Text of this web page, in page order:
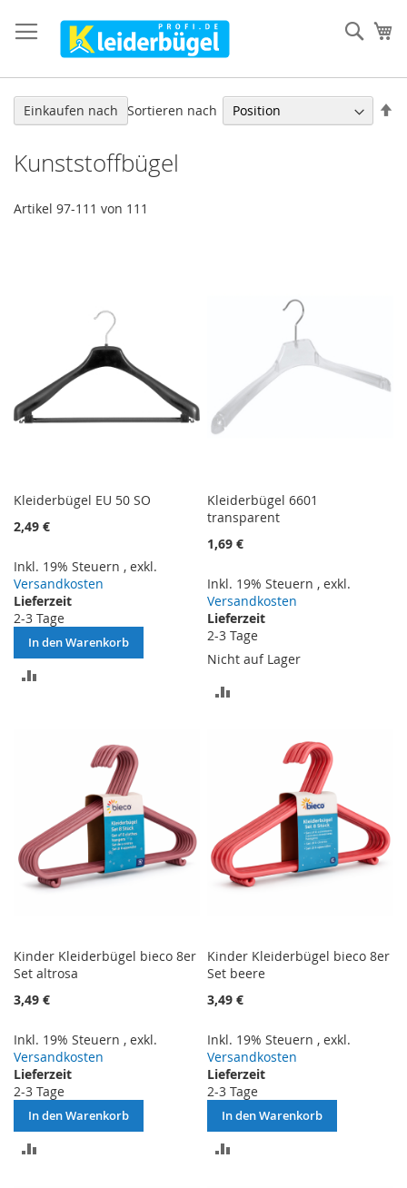
zum
Inhalt
Kunststoffbügel
Artikel 97-111 von 111
Sortieren nach
Kleiderbügel EU 50 SO
2,49 €
Inkl. 19% Steuern , exkl.
Versandkosten
Lieferzeit
2-3 Tage
In den Warenkorb
Kleiderbügel 6601
transparent
1,69 €
Inkl. 19% Steuern ,exkl.
Versandkosten
Lieferzeit
2-3 Tage
Nicht auf Lager
HINZUFÜGEN
Kinder Kleiderbügel bieco 8er
Set altrosa
3,49 €
Inkl. 19% Steuern , exkl.
Versandkosten
Lieferzeit
2-3 Tage
In den Warenkorb
Kinder Kleiderbügel bieco 8er
Set beere
3,49 €
Inkl. 19% Steuern ,exkl.
Versandkosten
Lieferzeit
2-3 Tage
In den Warenkorb
Einkaufen nach